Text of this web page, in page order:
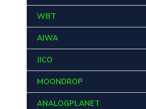
WBT
AIWA
JICO
MOONDROP
ANALOGPLANET